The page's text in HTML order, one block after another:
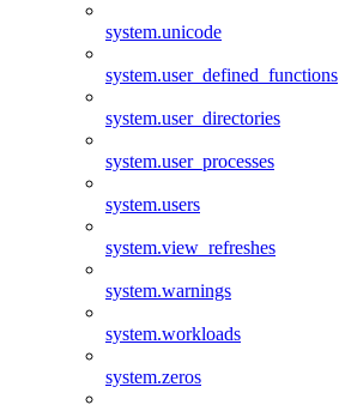
system.unicode
system.user_defined_functions
system.user_directories
system.user_processes
system.users
system.view_refreshes
system.warnings
system.workloads
system.zeros